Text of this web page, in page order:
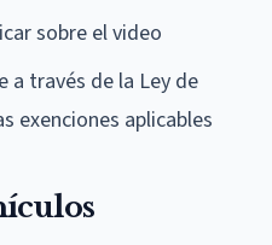
sobre el video
a través de la Ley de
exenciones aplicables